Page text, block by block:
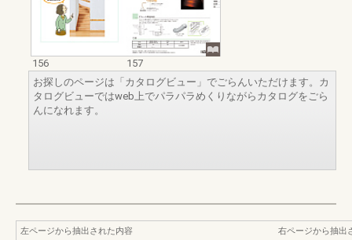
156
157
お探しのページは「カタログビュー」でごらんいただけます。カ
タログビューではweb上でパラパラめくりながらカタログをごら
んになれます。
左ページから抽出された内容
右ページから抽出